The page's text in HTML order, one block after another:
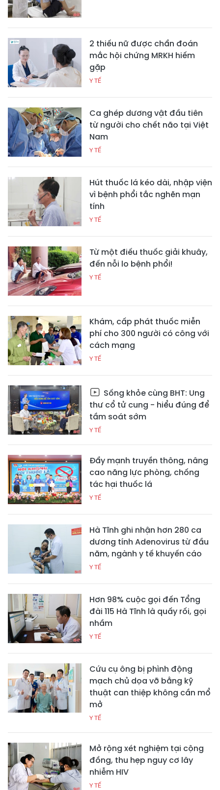
2 thiếu nữ được chẩn đoán
mắc hội chứng MRKH hiếm
gặp
Y TẾ
Ca ghép dương vật đầu tiên
từ người cho chết não tại Việt
Nam
Y TẾ
Hút thuốc lá kéo dài, nhập viện
vì bệnh phổi tắc nghẽn mạn
tính
Y TẾ
Từ một điếu thuốc giải khuây,
đến nỗi lo bệnh phổi!
Y TẾ
Khám, cấp phát thuốc miễn
phí cho 300 người có công với
cách mạng
Y TẾ
Sống khỏe cùng BHT: Ung
thư cổ tử cung - hiểu đúng để
tầm soát sớm
Y TẾ
Đẩy mạnh truyền thông, nâng
cao năng lực phòng, chống
tác hại thuốc lá
Y TẾ
Hà Tĩnh ghi nhận hơn 280 ca
dương tính Adenovirus từ đầu
năm, ngành y tế khuyến cáo
Y TẾ
Hơn 98% cuộc gọi đến Tổng
đài 115 Hà Tĩnh là quấy rối, gọi
nhầm
Y TẾ
Cứu cụ ông bị phình động
mạch chủ dọa vỡ bằng kỹ
thuật can thiệp không cần mổ
mở
Y TẾ
Mở rộng xét nghiệm tại cộng
đồng, thu hẹp nguy cơ lây
nhiễm HIV
Y TẾ